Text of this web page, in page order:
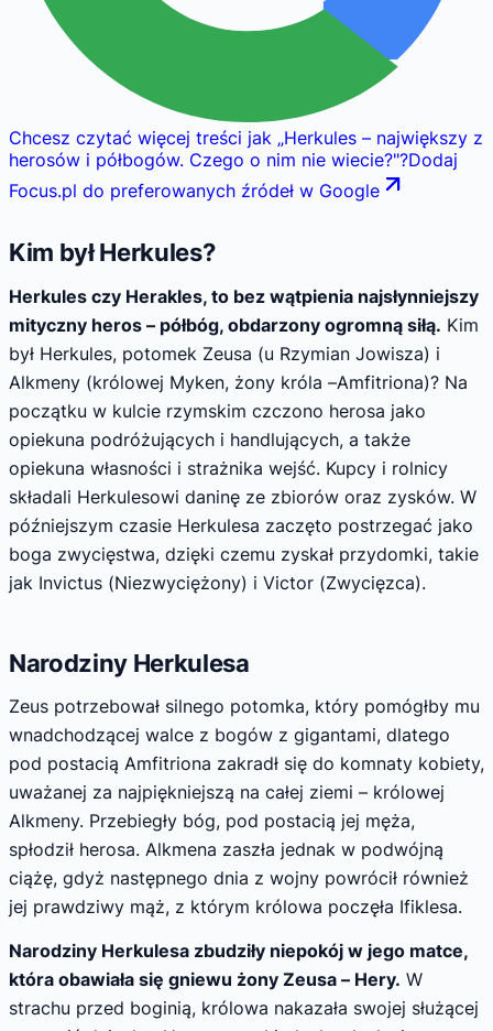
Chcesz czytać więcej treści jak „Herkules – największy z
herosów i półbogów. Czego o nim nie wiecie?"?Dodaj
Focus.pl do preferowanych źródeł w Google
Kim był Herkules?
Herkules czy Herakles, to bez wątpienia najsłynniejszy
mityczny heros – półbóg, obdarzony ogromną siłą. Kim
był Herkules, potomek Zeusa (u Rzymian Jowisza) i
Alkmeny (królowej Myken, żony króla –Amfitriona)? Na
początku w kulcie rzymskim czczono herosa jako
opiekuna podróżujących i handlujących, a także
opiekuna własności i strażnika wejść. Kupcy i rolnicy
składali Herkulesowi daninę ze zbiorów oraz zysków. W
późniejszym czasie Herkulesa zaczęto postrzegać jako
boga zwycięstwa, dzięki czemu zyskał przydomki, takie
jak Invictus (Niezwyciężony) i Victor (Zwycięzca).
Narodziny Herkulesa
Zeus potrzebował silnego potomka, który pomógłby mu
wnadchodzącej walce z bogów z gigantami, dlatego
pod postacią Amfitriona zakradł się do komnaty kobiety,
uważanej za najpiękniejszą na całej ziemi – królowej
Alkmeny. Przebiegły bóg, pod postacią jej męża,
spłodził herosa. Alkmena zaszła jednak w podwójną
ciążę, gdyż następnego dnia z wojny powrócił również
jej prawdziwy mąż, z którym królowa poczęła Ifiklesa.
Narodziny Herkulesa zbudziły niepokój w jego matce,
która obawiała się gniewu żony Zeusa – Hery. W
strachu przed boginią, królowa nakazała swojej służącej